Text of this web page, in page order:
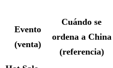
Evento
(venta)
Cuándo se
ordena a China
(referencia)